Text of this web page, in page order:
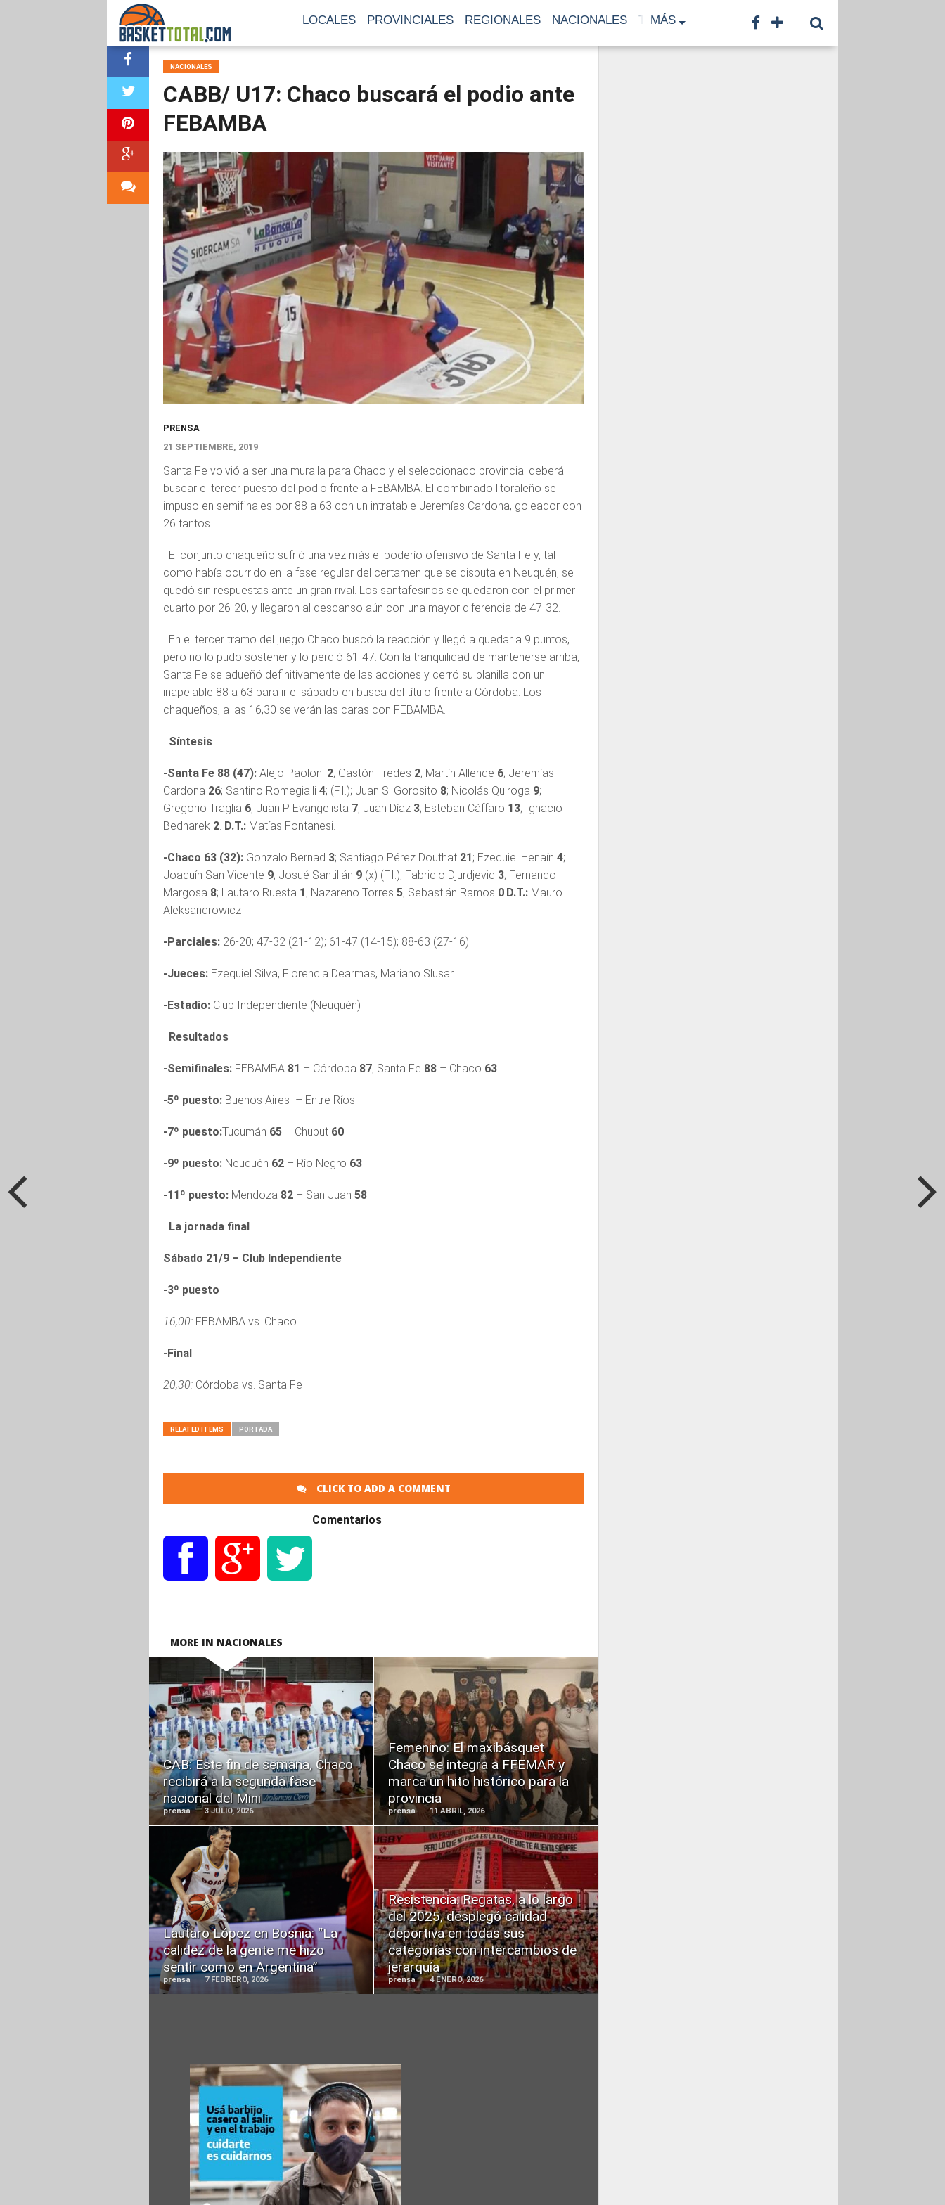
LOCALES PROVINCIALES REGIONALES NACIONALES TF TNA CONTACTO
MÁS
NACIONALES
CABB/ U17: Chaco buscará el podio ante
FEBAMBA
PRENSA
21 SEPTIEMBRE, 2019
Santa Fe volvió a ser una muralla para Chaco y el seleccionado provincial deberá
buscar el tercer puesto del podio frente a FEBAMBA. El combinado litoraleño se
impuso en semifinales por 88 a 63 con un intratable Jeremías Cardona, goleador con
26 tantos.
El conjunto chaqueño sufrió una vez más el poderío ofensivo de Santa Fe y, tal
como había ocurrido en la fase regular del certamen que se disputa en Neuquén, se
quedó sin respuestas ante un gran rival. Los santafesinos se quedaron con el primer
cuarto por 26-20, y llegaron al descanso aún con una mayor diferencia de 47-32.
En el tercer tramo del juego Chaco buscó la reacción y llegó a quedar a 9 puntos,
pero no lo pudo sostener y lo perdió 61-47. Con la tranquilidad de mantenerse arriba,
Santa Fe se adueñó definitivamente de las acciones y cerró su planilla con un
inapelable 88 a 63 para ir el sábado en busca del título frente a Córdoba. Los
chaqueños, a las 16,30 se verán las caras con FEBAMBA.
Síntesis
-Santa Fe 88 (47): Alejo Paoloni 2; Gastón Fredes 2; Martín Allende 6; Jeremías
Cardona 26; Santino Romegialli 4; (F.I.); Juan S. Gorosito 8; Nicolás Quiroga 9;
Gregorio Traglia 6; Juan P Evangelista 7; Juan Díaz 3; Esteban Cáffaro 13; Ignacio
Bednarek 2. D.T.: Matías Fontanesi.
-Chaco 63 (32): Gonzalo Bernad 3; Santiago Pérez Douthat 21 ; Ezequiel Henaín 4;
Joaquín San Vicente 9; Josué Santillán 9 (x) (F.I.); Fabricio Djurdjevic 3; Fernando
Margosa 8; Lautaro Ruesta 1 ; Nazareno Torres 5; Sebastián Ramos 0. D.T.: Mauro
Aleksandrowicz
-Parciales: 26-20; 47-32 (21-12); 61-47 (14-15); 88-63 (27-16)
-Jueces: Ezequiel Silva, Florencia Dearmas, Mariano Slusar
-Estadio: Club Independiente (Neuquén)
Resultados
-Semifinales: FEBAMBA 81 – Córdoba 87; Santa Fe 88 – Chaco 63
-5º puesto: Buenos Aires – Entre Ríos
-7º puesto:Tucumán 65 – Chubut 60
-9º puesto: Neuquén 62 – Río Negro 63
-11º puesto: Mendoza 82 – San Juan 58
La jornada final
Sábado 21/9 – Club Independiente
-3º puesto
16,00: FEBAMBA vs. Chaco
-Final
20,30: Córdoba vs. Santa Fe
RELATED ITEMS PORTADA
CLICK TO ADD A COMMENT
Comentarios
MORE IN NACIONALES
CAB: Este fin de semana, Chaco
recibirá a la segunda fase
nacional del Mini
prensa 3 JULIO, 2026
READ
MORE
Femenino: El maxibásquet
Chaco se integra a FFEMAR y
marca un hito histórico para la
provincia
prensa 11 ABRIL, 2026
READ
MORE
Lautaro López en Bosnia: “La
calidez de la gente me hizo
sentir como en Argentina”
prensa 7 FEBRERO, 2026
MORE
Resistencia: Regatas, a lo largo
del 2025, desplegó calidad
deportiva en todas sus
categorías con intercambios de
jerarquía
prensa 4 ENERO, 2026
READ
MORE